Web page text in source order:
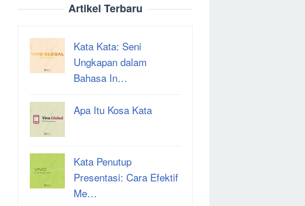
Artikel Terbaru
Kata Kata: Seni
Ungkapan dalam
Bahasa In…
Apa Itu Kosa Kata
Kata Penutup
Presentasi: Cara Efektif
Me…